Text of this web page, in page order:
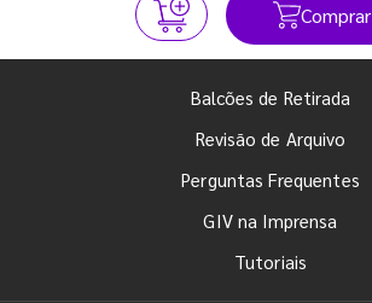
Comprar
Balcões de Retirada
Revisão de Arquivo
Perguntas Frequentes
GIV na Imprensa
Tutoriais